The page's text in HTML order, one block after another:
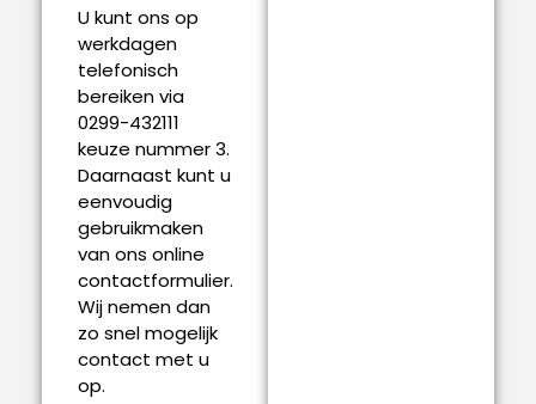
U kunt ons op
werkdagen
telefonisch
bereiken via
0299-432111
keuze nummer 3.
Daarnaast kunt u
eenvoudig
gebruikmaken
van ons online
contactformulier.
Wij nemen dan
zo snel mogelijk
contact met u
op.